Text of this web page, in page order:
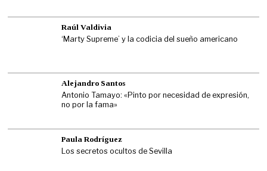
Raúl Valdivia
‘Marty Supreme’ y la codicia del sueño americano
Alejandro Santos
Antonio Tamayo: «Pinto por necesidad de expresión,
no por la fama»
Paula Rodríguez
Los secretos ocultos de Sevilla